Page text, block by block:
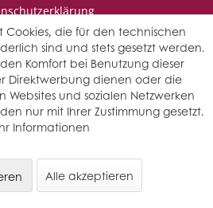
Impressum
Jahrgang auszuwählen, sollten mehrere
verfügbar sein.
- alle Rechte vorbehalten
Cookies, die für den technischen
sind und stets gesetzt werden.
Komfort bei Benutzung dieser
Direktwerbung dienen oder die
und sozialen Netzwerken
nur mit Ihrer Zustimmung gesetzt.
Informationen
Alle akzeptieren